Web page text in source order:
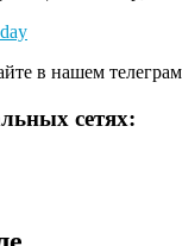
в нашем
сетях: